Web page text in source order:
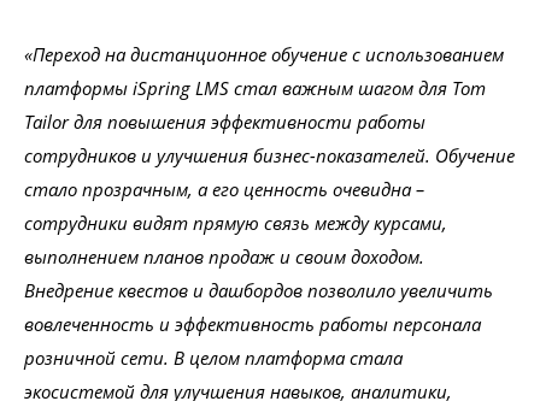
«Переход на дистанционное обучение с использованием
платформы iSpring LMS стал важным шагом для Tom
Tailor для повышения эффективности работы
сотрудников и улучшения бизнес-показателей. Обучение
стало прозрачным, а его ценность очевидна –
сотрудники видят прямую связь между курсами,
выполнением планов продаж и своим доходом.
Внедрение квестов и дашбордов позволило увеличить
вовлеченность и эффективность работы персонала
розничной сети. В целом платформа стала
экосистемой для улучшения навыков, аналитики,